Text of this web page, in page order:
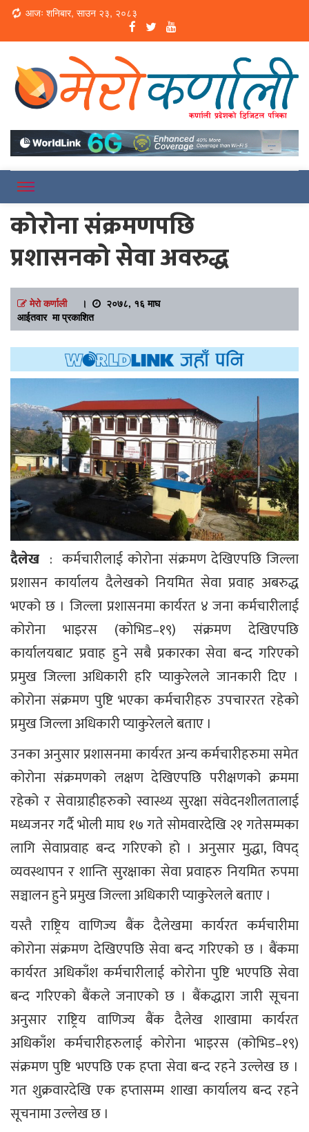
Loading...
आजः शनिबार, साउन २३, २०८३
Merokarnali
कोरोना संक्रमणपछि
प्रशासनको सेवा अवरुद्ध
मेरो कर्णाली।
२०७८, १६ माघ
आईतवार मा प्रकाशित
दैलेख : कर्मचारीलाई कोरोना संक्रमण देखिएपछि जिल्ला
प्रशासन कार्यालय दैलेखको नियमित सेवा प्रवाह अबरुद्ध
भएको छ । जिल्ला प्रशासनमा कार्यरत ४ जना कर्मचारीलाई
कोरोना भाइरस (कोभिड–१९) संक्रमण देखिएपछि
कार्यालयबाट प्रवाह हुने सबै प्रकारका सेवा बन्द गरिएको
प्रमुख जिल्ला अधिकारी हरि प्याकुरेलले जानकारी दिए ।
कोरोना संक्रमण पुष्टि भएका कर्मचारीहरु उपचाररत रहेको
प्रमुख जिल्ला अधिकारी प्याकुरेलले बताए ।
उनका अनुसार प्रशासनमा कार्यरत अन्य कर्मचारीहरुमा समेत
कोरोना संक्रमणको लक्षण देखिएपछि परीक्षणको क्रममा
रहेको र सेवाग्राहीहरुको स्वास्थ्य सुरक्षा संवेदनशीलतालाई
मध्यजनर गर्दै भोली माघ १७ गते सोमवारदेखि २१ गतेसम्मका
लागि सेवाप्रवाह बन्द गरिएको हो । अनुसार मुद्धा, विपद्
व्यवस्थापन र शान्ति सुरक्षाका सेवा प्रवाहरु नियमित रुपमा
सञ्चालन हुने प्रमुख जिल्ला अधिकारी प्याकुरेलले बताए ।
यस्तै राष्ट्रिय वाणिज्य बैंक दैलेखमा कार्यरत कर्मचारीमा
कोरोना संक्रमण देखिएपछि सेवा बन्द गरिएको छ । बैंकमा
कार्यरत अधिकाँश कर्मचारीलाई कोरोना पुष्टि भएपछि सेवा
बन्द गरिएको बैंकले जनाएको छ । बैंकद्धारा जारी सूचना
अनुसार राष्ट्रिय वाणिज्य बैंक दैलेख शाखामा कार्यरत
अधिकाँश कर्मचारीहरुलाई कोरोना भाइरस (कोभिड–१९)
संक्रमण पुष्टि भएपछि एक हप्ता सेवा बन्द रहने उल्लेख छ ।
गत शुक्रवारदेखि एक हप्तासम्म शाखा कार्यालय बन्द रहने
सूचनामा उल्लेख छ ।